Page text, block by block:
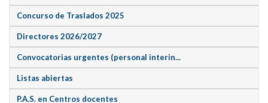
Concurso de Traslados 2025
Directores 2026/2027
Convocatorias urgentes (personal interin...
Listas abiertas
P.A.S. en Centros docentes